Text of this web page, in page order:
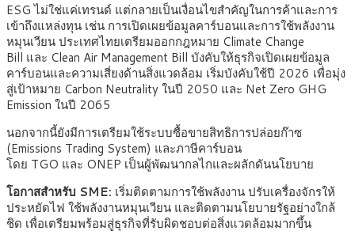
ESG ไม่ใช่แค่เทรนด์ แต่กลายเป็นเงื่อนไขสำคัญในการค้าและการ
เข้าถึงแหล่งทุน เช่น การเปิดเผยข้อมูลคาร์บอนและการใช้พลังงาน
หมุนเวียน ประเทศไทยเตรียมออกกฎหมาย Climate Change
Bill และ Clean Air Management Bill บังคับให้ธุรกิจเปิดเผยข้อมูล
คาร์บอนและความเสี่ยงด้านสิ่งแวดล้อม เริ่มบังคับใช้ปี 2026 เพื่อมุ่ง
สู่เป้าหมาย Carbon Neutrality ในปี 2050 และ Net Zero GHG
Emission ในปี 2065
นอกจากนี้ยังมีการเตรียมใช้ระบบซื้อขายสิทธิการปล่อยก๊าซ
(Emissions Trading System) และภาษีคาร์บอน
โดย TGO และ ONEP เป็นผู้พัฒนากลไกและผลักดันนโยบาย
โอกาสสำหรับ SME: เริ่มติดตามการใช้พลังงาน ปรับเครื่องจักรให้
ประหยัดไฟ ใช้พลังงานหมุนเวียน และติดตามนโยบายรัฐอย่างใกล้
ชิด เพื่อเตรียมพร้อมสู่ธุรกิจที่รับผิดชอบต่อสิ่งแวดล้อมมากขึ้น